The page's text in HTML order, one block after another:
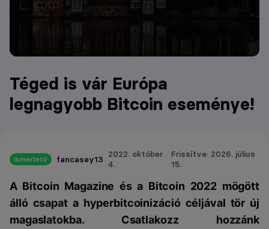
Téged is vár Európa
legnagyobb Bitcoin eseménye!
Ismertető fancasey13 2022. október
4.
Frissítve: 2026. július
15.
A Bitcoin Magazine és a Bitcoin 2022 mögött
álló csapat a hyperbitcoinizáció céljával tör új
magaslatokba. Csatlakozz hozzánk